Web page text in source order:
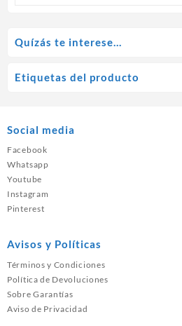
Quízás te interese…
Etiquetas del producto
Social media
Facebook
Whatsapp
Youtube
Instagram
Pinterest
Avisos y Políticas
Términos y Condiciones
Política de Devoluciones
Sobre Garantías
Aviso de Privacidad